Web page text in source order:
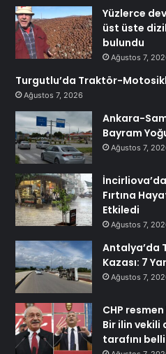
Yüzlerce
üst üste
bulundu
Ağustos 7,
Turgutlu’da Traktör-
Ağustos 7, 2026
Ankara-
Bayram
Ağustos 7,
Fırtına
Etkiledi
Ağustos 7,
Antalya’da
Kazası: 7
Ağustos 7,
CHP
Bir ilin vekili
tarafını